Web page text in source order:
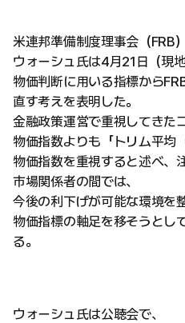
米連邦準備制度理事会（FRB
ウォーシュ氏は4月21日（現
物価判断に用いる指標から
直す考えを表明した。
金融政策運営で重視してきた
物価指数よりも「トリム平均
物価指数を重視すると述べ、
市場関係者の間では、
今後の利下げが可能な環境を
物価指標の軸足を移そうとし
る。
ウォーシュ氏は公聴会で、